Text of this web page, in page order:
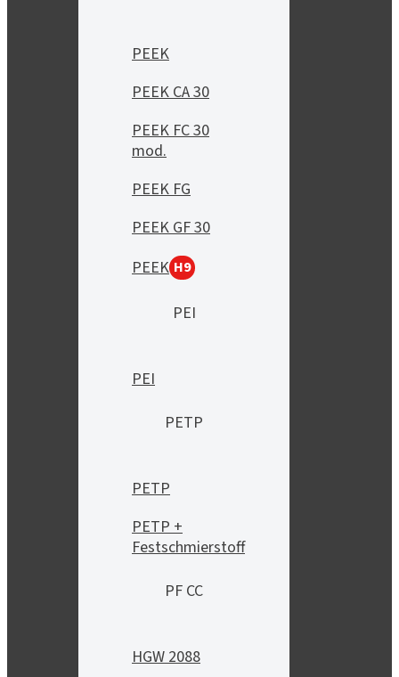
PEEK
PEEK CA 30
PEEK FC 30
mod.
PEEK FG
PEEK GF 30
PEEK H9
PEI
PEI
PETP
PETP
PETP +
Festschmierstoff
PF CC
HGW 2088